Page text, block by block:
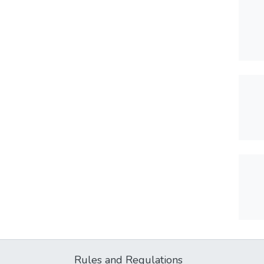
Rules and Regulations